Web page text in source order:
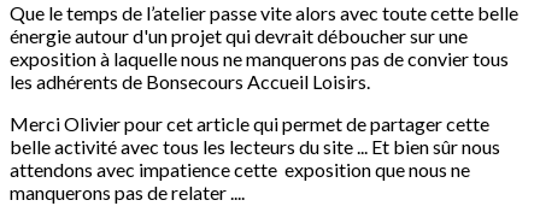
Que le temps de l’atelier passe vite alors avec toute cette belle
énergie autour d'un projet qui devrait déboucher sur une
exposition à laquelle nous ne manquerons pas de convier tous
les adhérents de Bonsecours Accueil Loisirs.
Merci Olivier pour cet article qui permet de partager cette
belle activité avec tous les lecteurs du site ... Et bien sûr nous
attendons avec impatience cette exposition que nous ne
manquerons pas de relater ....